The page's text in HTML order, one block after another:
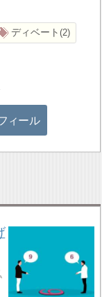
ディベート 2
ィール